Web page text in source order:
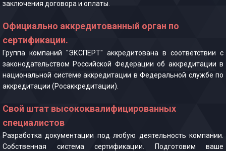
заключения договора и оплаты.
Официально аккредитованный орган по
сертификации.
Группа компаний "ЭКСПЕРТ" аккредитована в соответствии с
законодательством Российской Федерации об аккредитации в
национальной системе аккредитации в Федеральной службе по
аккредитации (Росаккредитации).
Свой штат высококвалифицированных
специалистов
Разработка документации под любую деятельность компании.
Собственная система сертификации. Подготовим ваше